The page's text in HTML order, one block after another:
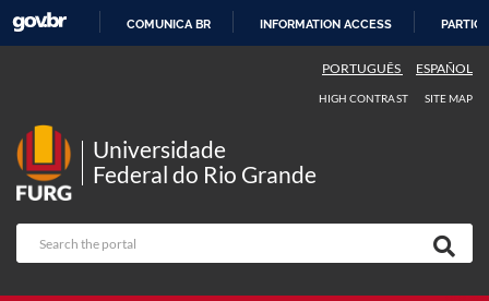
COMUNICA BR INFORMATION ACCESS
PORTUGUÊS ESPAÑOL
HIGH CONTRAST SITE MAP
Universidade
Federal do Rio Grande